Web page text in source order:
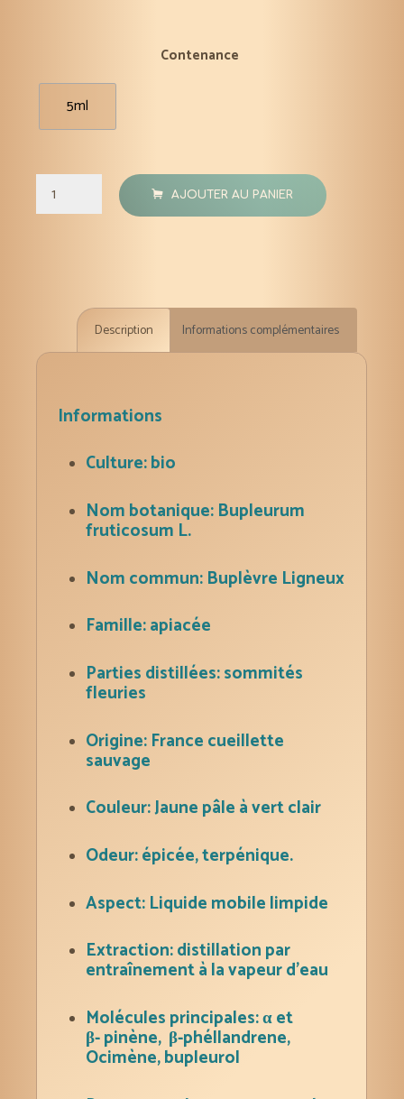
Contenance
5ml
quantité
de
essentielle
5
AJOUTER AU PANIER
Description Informations complémentaires
Informations
Culture: bio
Nom botanique:Bupleurum
fruticosum L.
Nom commun: Buplèvre Ligneux
Famille: apiacée
Parties distillées: sommités
fleuries
Origine: France cueillette
sauvage
Couleur: Jaune pâle à vert clair
Odeur: épicée, terpénique.
Aspect: Liquide mobile limpide
Extraction: distillation par
entraînement à la vapeur d’eau
Molécules principales: α et
β- pinène, β-phéllandrene,
Ocimène, bupleurol